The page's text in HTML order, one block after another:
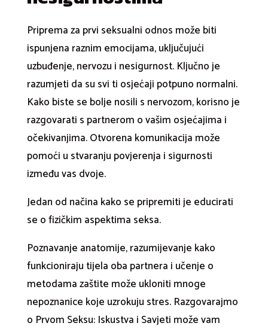
Priprema za prvi seksualni odnos može biti
ispunjena raznim emocijama, uključujući
uzbuđenje, nervozu i nesigurnost. Ključno je
razumjeti da su svi ti osjećaji potpuno normalni.
Kako biste se bolje nosili s nervozom, korisno je
razgovarati s partnerom o vašim osjećajima i
očekivanjima. Otvorena komunikacija može
pomoći u stvaranju povjerenja i sigurnosti
između vas dvoje.
Jedan od načina kako se pripremiti je educirati
se o fizičkim aspektima seksa.
Poznavanje anatomije, razumijevanje kako
funkcioniraju tijela oba partnera i učenje o
metodama zaštite može ukloniti mnoge
nepoznanice koje uzrokuju stres. Razgovarajmo
o Prvom Seksu: Iskustva i Savjeti može vam